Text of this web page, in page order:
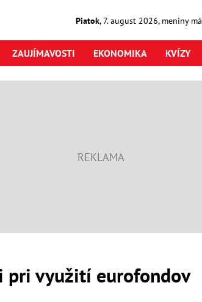
Piatok,7. august2026, meniny má
ZAUJÍMAVOSTI EKONOMIKA KVÍZY
využití eurofondov